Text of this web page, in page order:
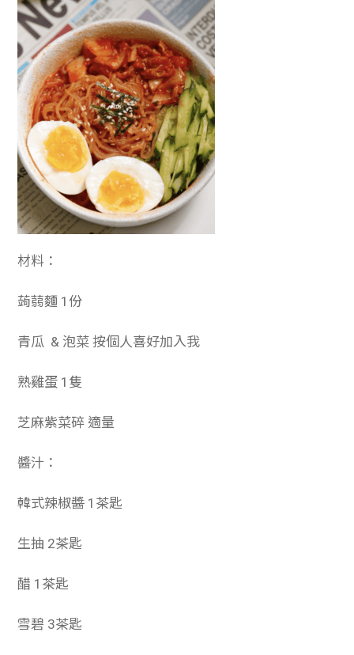
材料：
蒟蒻麵 1份
青瓜 & 泡菜 按個人喜好加入我
熟雞蛋 1隻
芝麻紫菜碎 適量
醬汁：
韓式辣椒醬 1茶匙
生抽 2茶匙
醋 1茶匙
雪碧 3茶匙